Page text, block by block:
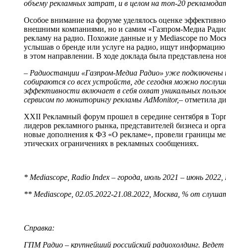
объему рекламных затрат, и в целом на топ-20
Особое внимание на форуме уделялось оценке
внешними компаниями, но и самим «Газпром-Медиа
рекламу на радио. Похожие данные и у Mediascope по
услышав о бренде или услуге на радио, ищут информацию
в этом направлении. В ходе доклада была представлена
– Радиостанции «Газпром-Медиа Радио» уже
собираются со всех устройств, где сегодня можно
эффективности включает в себя охват уникальных
сервисом по мониторингу рекламы AdMonitor,– отметила
XXII Рекламный форум прошел в середине сентября в
лидеров рекламного рынка, представителей бизнеса и
новые дополнения к ФЗ «О рекламе», провели границы
этических ограничениях в рекламных сообщениях.
* Mediascope, Radio Index – города, июль 2021 – июнь
** Mediascope, 02.05.2022-21.08.2022, Москва, % от
Справка:
ГПМ Радио – крупнейший российский радиохолдинг.